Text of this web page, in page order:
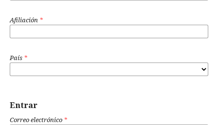
Afiliación *
País *
Entrar
Correo electrónico *